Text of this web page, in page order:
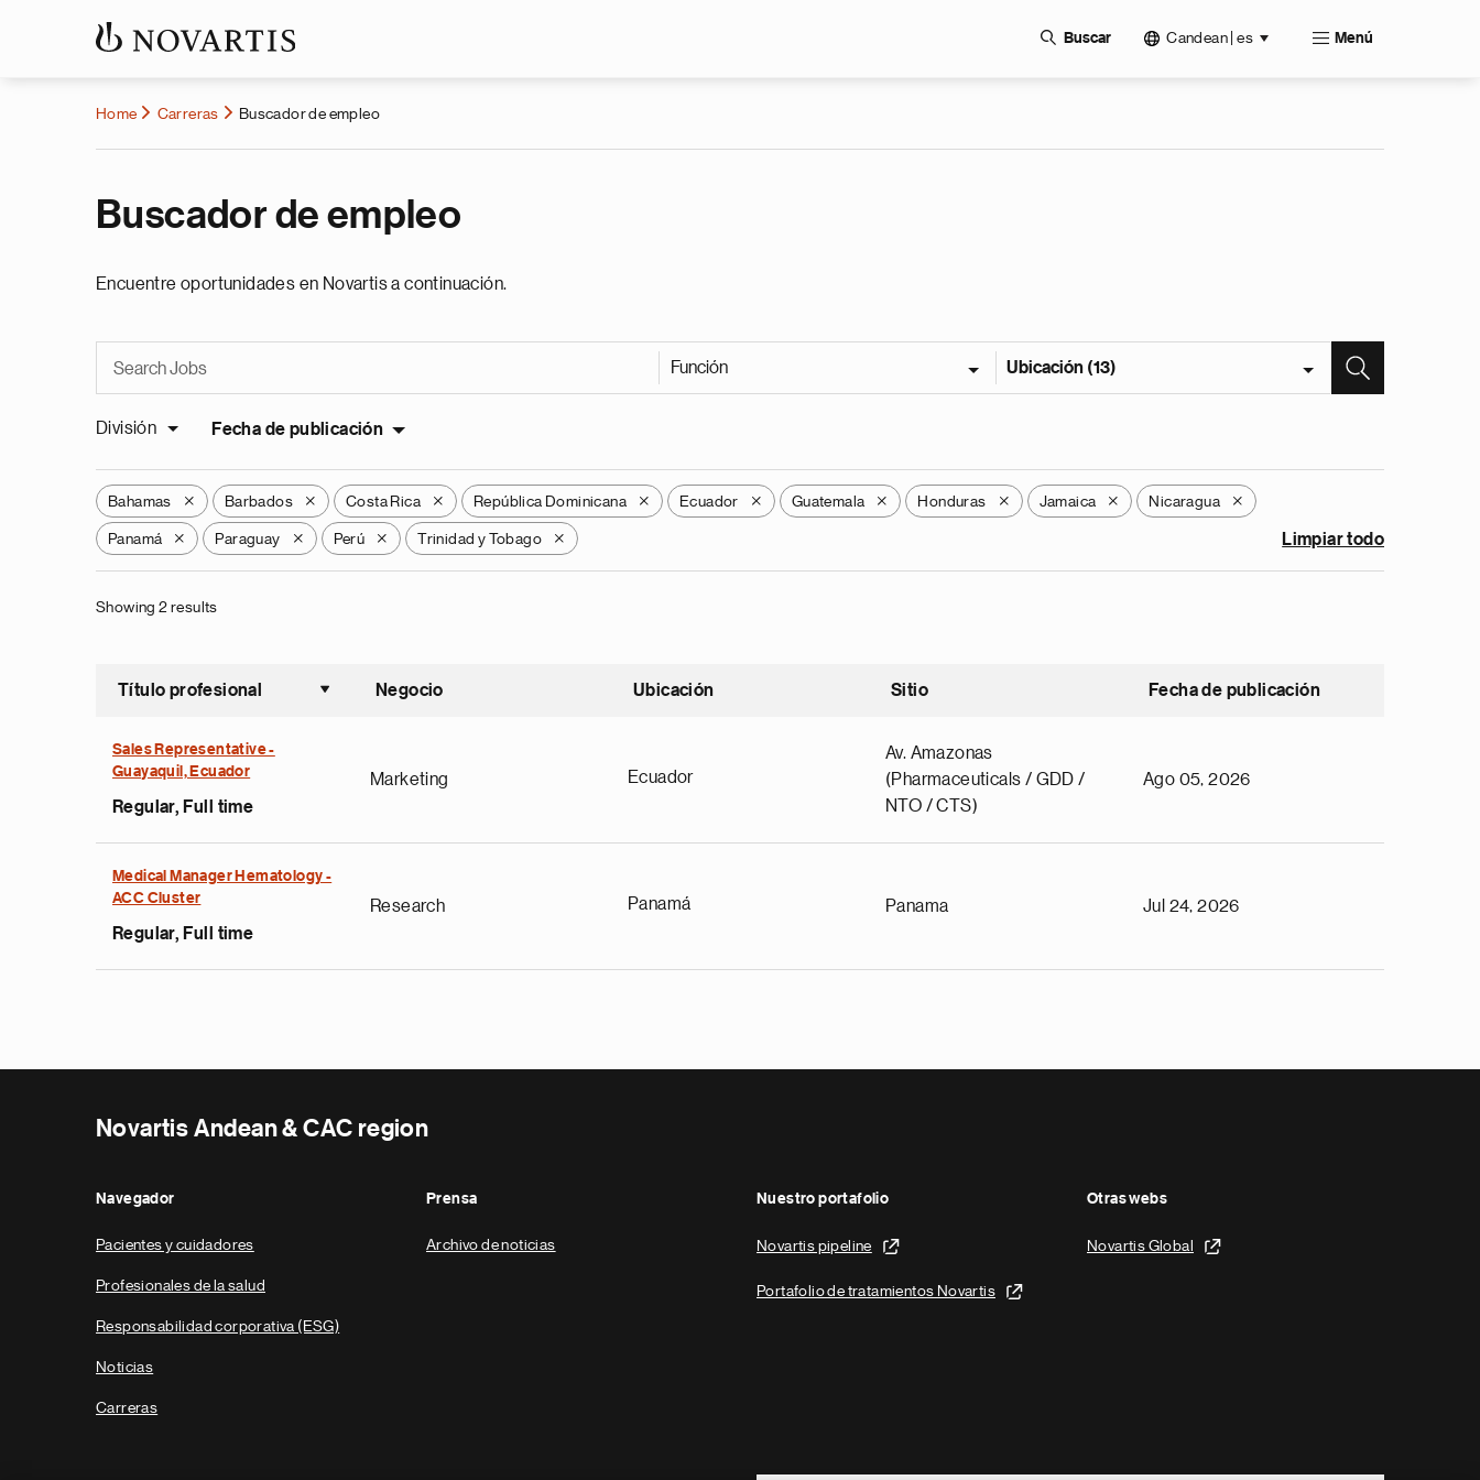
Buscar Candean | es Menú
Home Carreras Buscador de empleo
Buscador de empleo
Encuentre oportunidades en Novartis a continuación.
Función Ubicación (13)
División Fecha de publicación
Bahamas X Barbados X Costa Rica X República Dominicana X Ecuador X Guatemala X Honduras X Jamaica X Nicaragua X
Panamá X Paraguay X Perú X Trinidad y Tobago X Limpiar todo
Showing 2 results
Título profesional
Ordenar ascendente
Negocio Ubicación Sitio Fecha de publicación
Sales Representative -
Guayaquil, Ecuador
Regular, Full time
Marketing Ecuador
Av. Amazonas
(Pharmaceuticals / GDD /
NTO / CTS)
Ago 05, 2026
Medical Manager Hematology -
ACC Cluster
Regular, Full time
Research Panamá Panama Jul 24, 2026
Novartis Andean & CAC region
Navegador
Pacientes y cuidadores
Profesionales de la salud
Responsabilidad corporativa (ESG)
Noticias
Carreras
Prensa
Archivo de noticias
Nuestro portafolio
Novartis pipeline
Portafolio de tratamientos Novartis
Otras webs
Novartis Global